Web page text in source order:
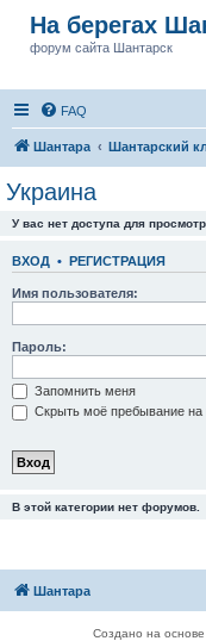
На берегах
форум сайта Шантарск
FAQ
Шантара Шантарский
Украина
У вас нет доступа для
ВХОД • РЕГИСТРАЦИЯ
Имя пользователя:
Пароль:
Запомнить меня
Скрыть моё пребывание на
В этой категории нет форумов.
Шантара
Создано на основе